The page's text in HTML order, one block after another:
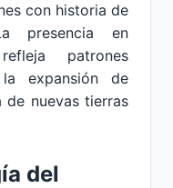
con historia de
presencia en
patrones
expansión de
de nuevas tierras
del